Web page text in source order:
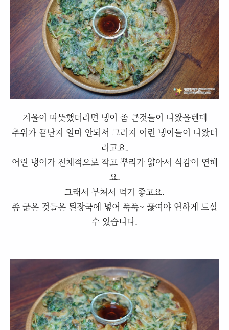
겨울이 따뜻했더라면 냉이 좀 큰것들이 나왔을텐데
추위가 끝난지 얼마 안되서 그러지 어린 냉이들이 나왔더
라고요.
어린 냉이가 전체적으로 작고 뿌리가 얇아서 식감이 연해
요.
그래서 부쳐서 먹기 좋고요.
좀 굵은 것들은 된장국에 넣어 푹푹~ 끓여야 연하게 드실
수 있습니다.